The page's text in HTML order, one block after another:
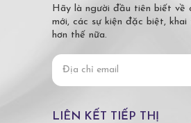
Hãy là người đầu tiên biết về
mới, các sự kiện đặc biệt, khai
hơn thế nữa.
LIÊN KẾT TIẾP THỊ